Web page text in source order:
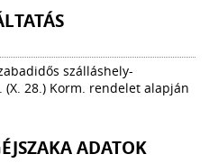
szálláshely-
28.) Korm. rendelet alapján
ADATOK